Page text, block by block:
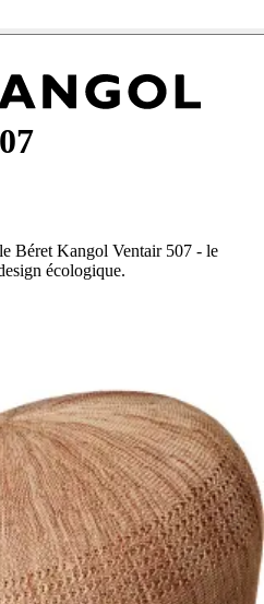
Béret Kangol Ventair 507 - le
écologique.